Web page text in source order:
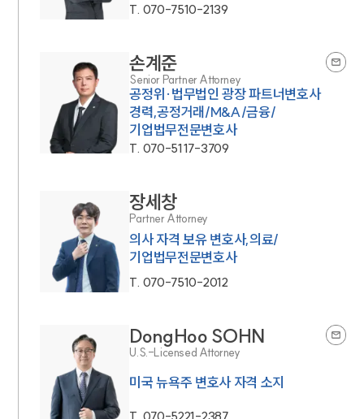
T. 070-7510-2139
손계준
Senior Partner Attorney
공정위·법무법인 광장 파트너변호사
경력,공정거래/M&A/금융/
기업법무전문변호사
T. 070-5117-3709
장세창
Partner Attorney
의사 자격 보유 변호사,의료/
기업법무전문변호사
T. 070-7510-2012
DongHoo SOHN
U.S.-Licensed Attorney
미국 뉴욕주 변호사 자격 소지
T. 070-5221-2387